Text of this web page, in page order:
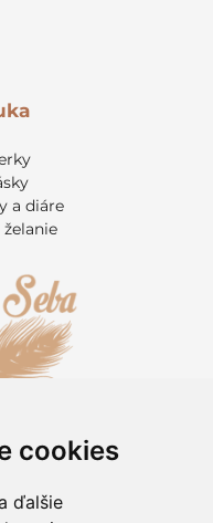
cookies
ďalšie
a diáre